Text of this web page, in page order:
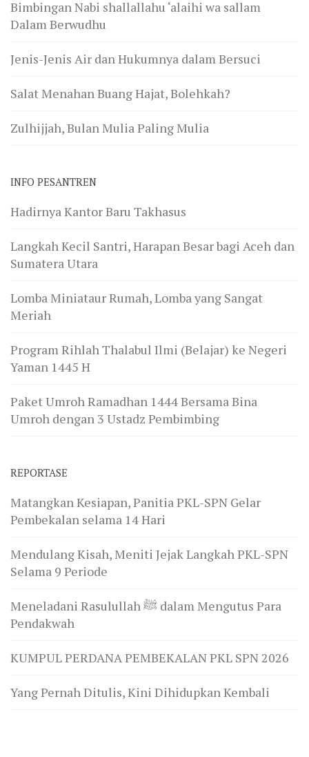
Bimbingan Nabi shallallahu ‘alaihi wa sallam
Dalam Berwudhu
Jenis-Jenis Air dan Hukumnya dalam Bersuci
Salat Menahan Buang Hajat, Bolehkah?
Zulhijjah, Bulan Mulia Paling Mulia
INFO PESANTREN
Hadirnya Kantor Baru Takhasus
Langkah Kecil Santri, Harapan Besar bagi Aceh dan
Sumatera Utara
Lomba Miniataur Rumah, Lomba yang Sangat
Meriah
Program Rihlah Thalabul Ilmi (Belajar) ke Negeri
Yaman 1445 H
Paket Umroh Ramadhan 1444 Bersama Bina
Umroh dengan 3 Ustadz Pembimbing
REPORTASE
Matangkan Kesiapan, Panitia PKL-SPN Gelar
Pembekalan selama 14 Hari
Mendulang Kisah, Meniti Jejak Langkah PKL-SPN
Selama 9 Periode
Meneladani Rasulullah ﷺ dalam Mengutus Para
Pendakwah
KUMPUL PERDANA PEMBEKALAN PKL SPN 2026
Yang Pernah Ditulis, Kini Dihidupkan Kembali